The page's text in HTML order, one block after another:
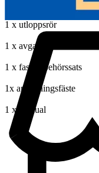
1 x utloppsrör
1 x avgasrör
1 x fast tillbehörssats
1x anslutningsfäste
1 x manual